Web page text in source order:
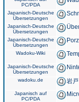
PC/PDA
Japanisch-Deutsche
Übersetzungen
Japanisch-Deutsche
Übersetzungen
Japanisch-Deutsche
Übersetzungen
Wadoku-Wiki
Japanisch-Deutsche
Übersetzungen
wadoku.de 岩
Japanisch auf
PC/PDA